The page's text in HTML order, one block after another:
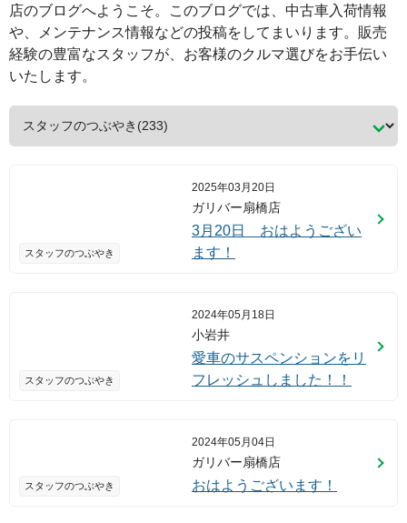
店のブログへようこそ。このブログでは、中古車入荷情報
や、メンテナンス情報などの投稿をしてまいります。販売
経験の豊富なスタッフが、お客様のクルマ選びをお手伝い
いたします。
スタッフのつぶやき
2025年03月20日
ガリバー扇橋店
3月20日 おはようござい
ます！
スタッフのつぶやき
2024年05月18日
小岩井
愛車のサスペンションをリ
フレッシュしました！！
スタッフのつぶやき
2024年05月04日
ガリバー扇橋店
おはようございます！